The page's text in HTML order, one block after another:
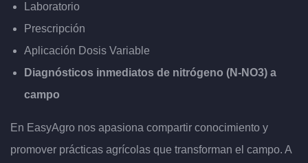
Laboratorio
Prescripción
Aplicación Dosis Variable
Diagnósticos inmediatos de nitrógeno (N-NO3) a
campo
En EasyAgro nos apasiona compartir conocimiento y
promover prácticas agrícolas que transforman el campo. A